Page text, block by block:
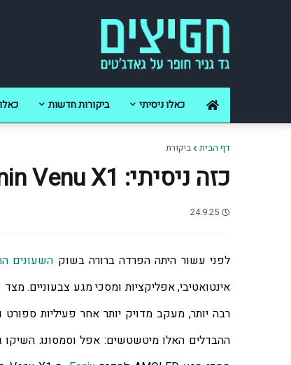
כאלו ניסיתי ביקורות חדשות
דף הבית ביקורת
כזה ניסיתי: Garmin Venu X1
24.9.25
לפני עשור היתה הפרדה ברורה בשוק השעונים
אינטואטיבי, אפליקציות ומסכי מגע צבעוניים.